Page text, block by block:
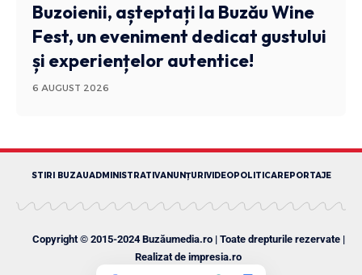
Buzoienii, așteptați la Buzău Wine
Fest, un eveniment dedicat gustului
și experiențelor autentice!
6 AUGUST 2026
STIRI BUZAUADMINISTRATIVANUNȚURIVIDEOPOLITICAREPORTAJE
Copyright © 2015-2024 Buzăumedia.ro | Toate drepturile rezervate |
Realizat de impresia.ro